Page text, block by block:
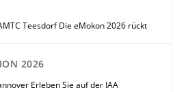
Teesdorf Die eMokon 2026 rückt
2026
Erleben Sie auf der IAA